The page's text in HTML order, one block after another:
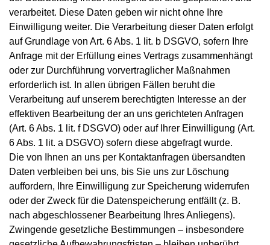
verarbeitet. Diese Daten geben wir nicht ohne Ihre
Einwilligung weiter. Die Verarbeitung dieser Daten erfolgt
auf Grundlage von Art. 6 Abs. 1 lit. b DSGVO, sofern Ihre
Anfrage mit der Erfüllung eines Vertrags zusammenhängt
oder zur Durchführung vorvertraglicher Maßnahmen
erforderlich ist. In allen übrigen Fällen beruht die
Verarbeitung auf unserem berechtigten Interesse an der
effektiven Bearbeitung der an uns gerichteten Anfragen
(Art. 6 Abs. 1 lit. f DSGVO) oder auf Ihrer Einwilligung (Art.
6 Abs. 1 lit. a DSGVO) sofern diese abgefragt wurde.
Die von Ihnen an uns per Kontaktanfragen übersandten
Daten verbleiben bei uns, bis Sie uns zur Löschung
auffordern, Ihre Einwilligung zur Speicherung widerrufen
oder der Zweck für die Datenspeicherung entfällt (z. B.
nach abgeschlossener Bearbeitung Ihres Anliegens).
Zwingende gesetzliche Bestimmungen – insbesondere